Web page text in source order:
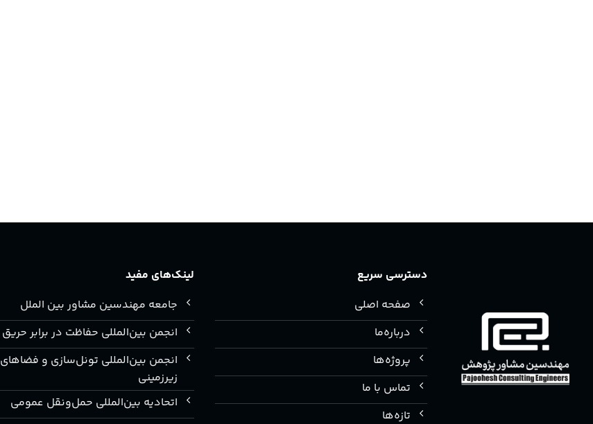
دسترسی سریع
صفحه اصلی
درباره‌ما
پروژه‌ها
تماس با ما
تازه‌ها
لینک‌های مفید
جامعه مهندسین مشاور بین الملل
انجمن بین‌المللی حفاظت در برابر حریق
انجمن بین‌المللی تونل‌سازی و فضاهای
زیرزمینی
اتحادیه بین‌المللی حمل‌ونقل عمومی